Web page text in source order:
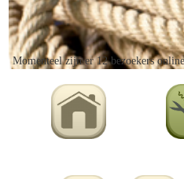
Momenteel zijn er 12 bezoekers